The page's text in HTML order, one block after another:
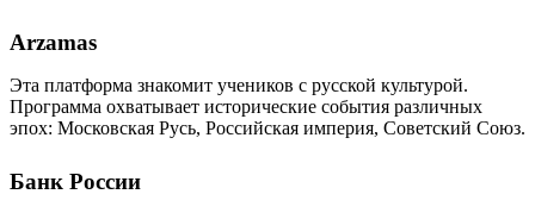
Arzamas
Эта платформа знакомит учеников с русской культурой.
Программа охватывает исторические события различных
эпох: Московская Русь, Российская империя, Советский Союз.
Банк России